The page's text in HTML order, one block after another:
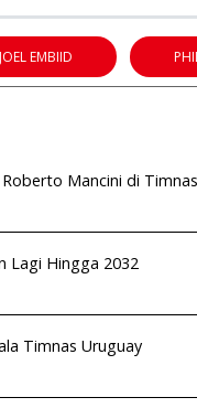
JOEL EMBIID
Mancini di
Lagi Hingga 2032
Timnas Uruguay